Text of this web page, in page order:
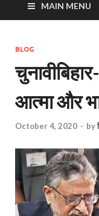
MAIN MENU
BLOG
आत्मा और
October 4, 2020 - by